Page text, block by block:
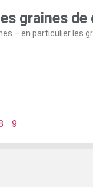
graines
– en particulier les
9